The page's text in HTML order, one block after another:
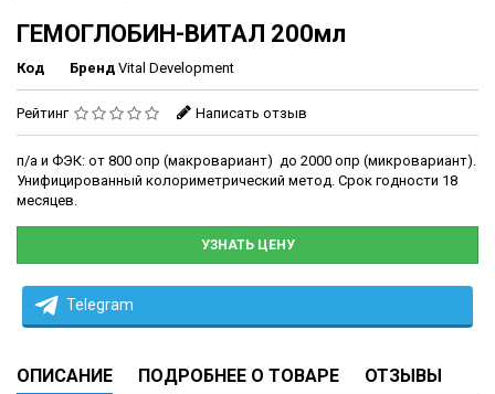
ГЕМОГЛОБИН-ВИТАЛ 200мл
Код Бренд Vital Development
Рейтинг Написать отзыв
п/а и ФЭК: от 800 опр (макровариант) до 2000 опр (микровариант).
Унифицированный колориметрический метод. Срок годности 18
месяцев.
УЗНАТЬ ЦЕНУ
Telegram
ОПИСАНИЕ ПОДРОБНЕЕ О ТОВАРЕ ОТЗЫВЫ